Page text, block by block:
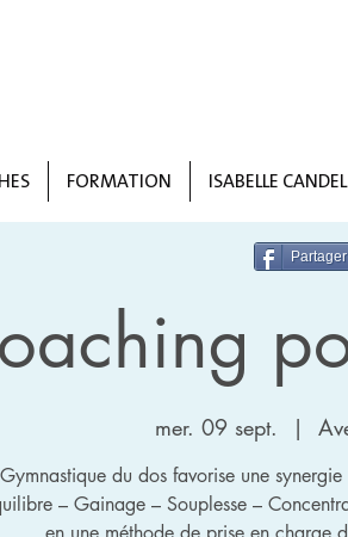
FORMATION ISABELLE CANDEL
mer. 09 sept.
  |
du dos favorise une
– Gainage – Souplesse –
Partager